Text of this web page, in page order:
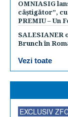
OMNIASIG
câștigător”,
PREMIU – Un
Brunch în
Vezi toate
EXCLUSIV